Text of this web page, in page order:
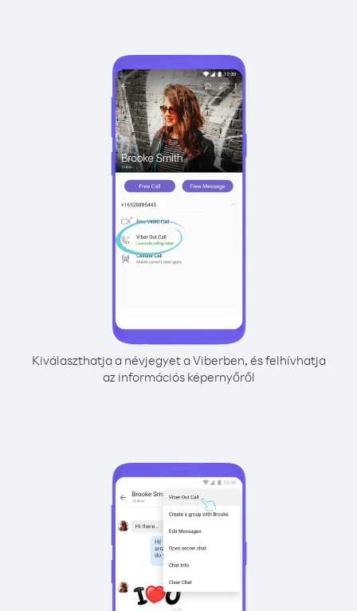
Kiválaszthatja a névjegyet a Viberben, és felhívhatja
az információs képernyőről